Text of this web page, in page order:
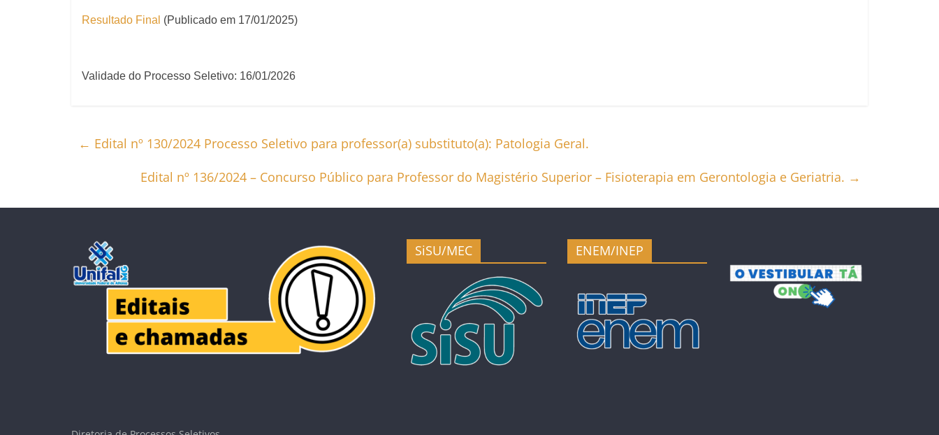
Resultado Final (Publicado em 17/01/2025)
Validade do Processo Seletivo: 16/01/2026
← Edital nº 130/2024 Processo Seletivo para professor(a) substituto(a): Patologia Geral.
Edital nº 136/2024 – Concurso Público para Professor do Magistério Superior – Fisioterapia em Gerontologia e Geriatria. →
SiSU/MEC ENEM/INEP